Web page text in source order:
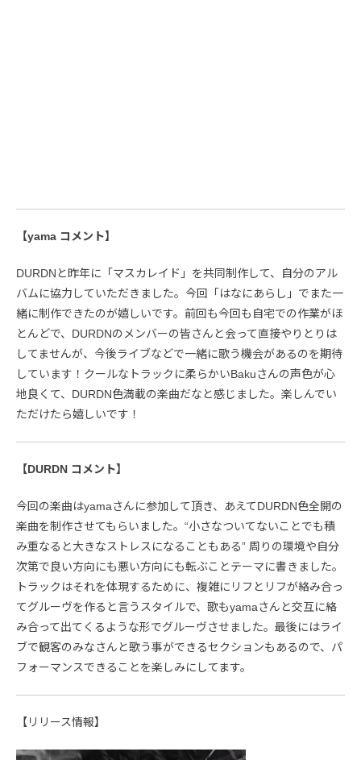
【yama コメント】
DURDNと昨年に「マスカレイド」を共同制作して、自分のアル
バムに協力していただきました。今回「はなにあらし」でまた一
緒に制作できたのが嬉しいです。前回も今回も自宅での作業がほ
とんどで、DURDNのメンバーの皆さんと会って直接やりとりは
してませんが、今後ライブなどで一緒に歌う機会があるのを期待
しています！クールなトラックに柔らかいBakuさんの声色が心
地良くて、DURDN色満載の楽曲だなと感じました。楽しんでい
ただけたら嬉しいです！
【DURDN コメント】
今回の楽曲はyamaさんに参加して頂き、あえてDURDN色全開の
楽曲を制作させてもらいました。“小さなついてないことでも積
み重なると大きなストレスになることもある” 周りの環境や自分
次第で良い方向にも悪い方向にも転ぶことテーマに書きました。
トラックはそれを体現するために、複雑にリフとリフが絡み合っ
てグルーヴを作ると言うスタイルで、歌もyamaさんと交互に絡
み合って出てくるような形でグルーヴさせました。最後にはライ
ブで観客のみなさんと歌う事ができるセクションもあるので、パ
フォーマンスできることを楽しみにしてます。
【リリース情報】